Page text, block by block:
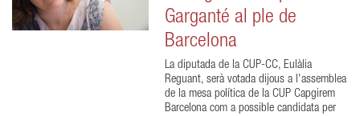
Garganté al ple de
Barcelona
La diputada de la CUP-CC, Eulàlia
Reguant, serà votada dijous a l'assemblea
de la mesa política de la CUP Capgirem
Barcelona com a possible candidata per